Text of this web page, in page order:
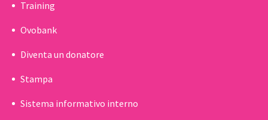
Training
Ovobank
Diventa un donatore
Stampa
Sistema informativo interno